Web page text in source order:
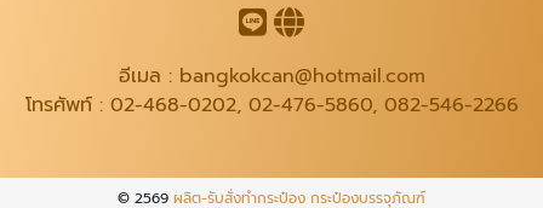
อีเมล : bangkokcan@hotmail.com
โทรศัพท์ : 02-468-0202, 02-476-5860, 082-546-2266
© 2569 ผลิต-รับสั่งทำกระป๋อง กระป๋องบรรจุภัณฑ์